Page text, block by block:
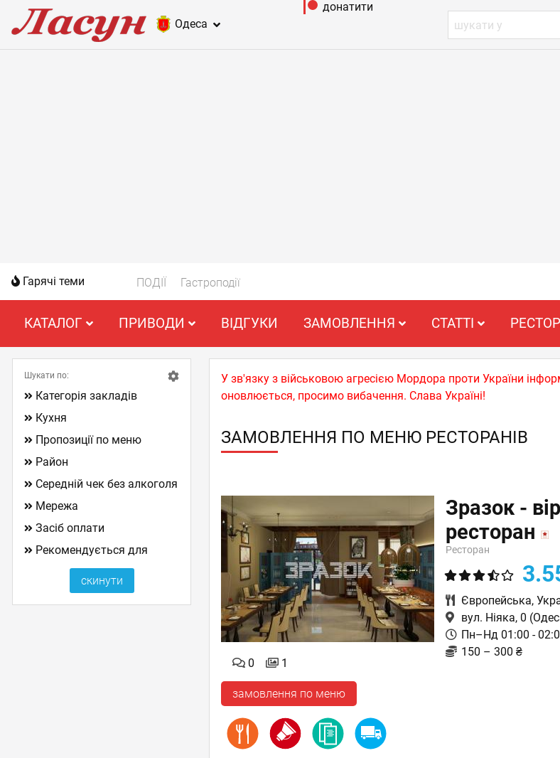
Одеса
донатити
Гарячі теми ПОДІЇ Гастроподії
КАТАЛОГ ПРИВОДИ ВІДГУКИ ЗАМОВЛЕННЯ СТАТТІ
У зв'язку з військовою агресією Мордора проти України
оновлюється, просимо вибачення. Слава Україні!
ЗАМОВЛЕННЯ ПО МЕНЮ РЕСТОРАНІВ
0 1
замовлення по меню
Зразок -
ресторан
Ресторан
Європейська,
вул. Ніяка, 0
Пн–Нд 01:00 -
150 – 300 ₴
Шукати по:
Категорія закладів
Кухня
Пропозиції по меню
Район
Середній чек без алкоголя
Мережа
Засіб оплати
Рекомендується для